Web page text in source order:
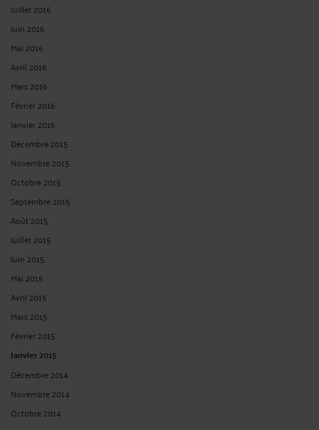
Juillet 2016
Juin 2016
Mai 2016
Avril 2016
Mars 2016
Février 2016
Janvier 2016
Décembre 2015
Novembre 2015
Octobre 2015
Septembre 2015
Août 2015
Juillet 2015
Juin 2015
Mai 2015
Avril 2015
Mars 2015
Février 2015
Janvier 2015
Décembre 2014
Novembre 2014
Octobre 2014